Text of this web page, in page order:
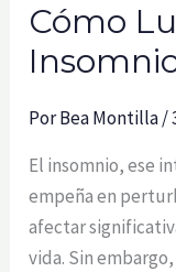
Cómo
PorBea Montilla/
El insomnio, ese
empeña en
afectar
vida. Sin